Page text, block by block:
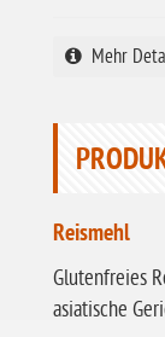
Mehr
Reismehl
Glutenfreies
asiatische